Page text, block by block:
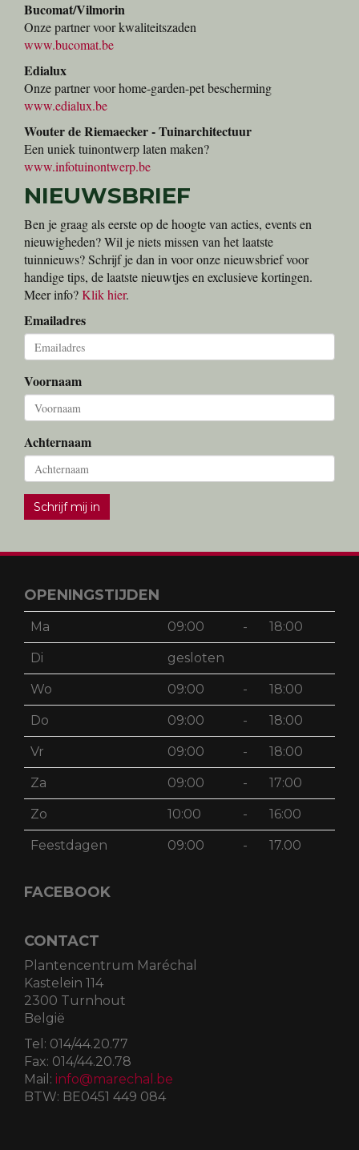
Bucomat/Vilmorin
Onze partner voor kwaliteitszaden
www.bucomat.be
Edialux
Onze partner voor home-garden-pet bescherming
www.edialux.be
Wouter de Riemaecker - Tuinarchitectuur
Een uniek tuinontwerp laten maken?
www.infotuinontwerp.be
NIEUWSBRIEF
Ben je graag als eerste op de hoogte van acties, events en
nieuwigheden? Wil je niets missen van het laatste
tuinnieuws? Schrijf je dan in voor onze nieuwsbrief voor
handige tips, de laatste nieuwtjes en exclusieve kortingen.
Meer info?Klik hier.
Emailadres
Voornaam
Achternaam
Schrijf mij in
OPENINGSTIJDEN
Ma 09:00 - 18:00
Di gesloten
Wo 09:00 - 18:00
Do 09:00 - 18:00
Vr 09:00 - 18:00
Za 09:00 - 17:00
Zo 10:00 - 16:00
Feestdagen 09:00 - 17.00
FACEBOOK
CONTACT
Plantencentrum Maréchal
Kastelein 114
2300 Turnhout
België
Tel: 014/44.20.77
Fax: 014/44.20.78
Mail: info@marechal.be
BTW: BE0451 449 084